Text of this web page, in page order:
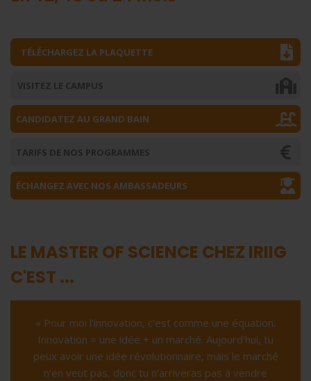
TÉLÉCHARGEZ LA PLAQUETTE
VISITEZ LE CAMPUS
CANDIDATEZ AU GRAND BAIN
TARIFS DE NOS PROGRAMMES
ÉCHANGEZ AVEC NOS AMBASSADEURS
LE MASTER OF SCIENCE CHEZ IRIIG
C'EST ...
« Pour moi l’innovation, c’est comme une équation.
Innovation = une idée + un marché. Aujourd'hui, tu
peux avoir une idée révolutionnaire, mais le marché
n’en veut pas, donc tu n’arriveras pas à vendre